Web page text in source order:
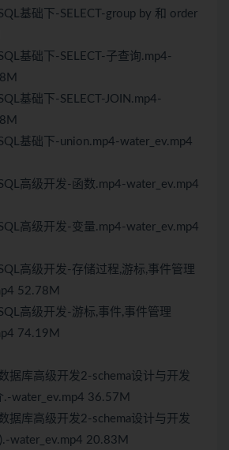
基础下-SELECT-group by 和 order
基础下-SELECT-子查询.mp4-
基础下-SELECT-JOIN.mp4-
基础下-union.mp4-water_ev.mp4
高级开发-函数.mp4-water_ev.mp4
高级开发-变量.mp4-water_ev.mp4
高级开发-存储过程,游标,事件管理
52.78M
高级开发-游标,事件,事件管理
74.19M
据库高级开发2-schema设计与开发
.-water_ev.mp4 36.57M
据库高级开发2-schema设计与开发
water_ev.mp4 20.83M